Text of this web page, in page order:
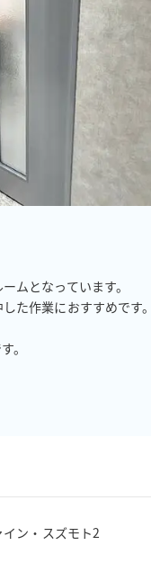
ムとなっています。
た作業におすすめです。
。
ン・スズモト2